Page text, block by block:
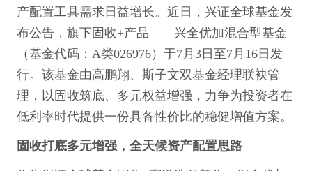
产配置工具需求日益增长。近日，兴证全球基金发
布公告，旗下固收+产品——兴全优加混合型基金
（基金代码：A类026976）于7月3日至7月16日发
行。该基金由高鹏翔、斯子文双基金经理联袂管
理，以固收筑底、多元权益增强，力争为投资者在
低利率时代提供一份具备性价比的稳健增值方案。
固收打底多元增强，全天候资产配置思路